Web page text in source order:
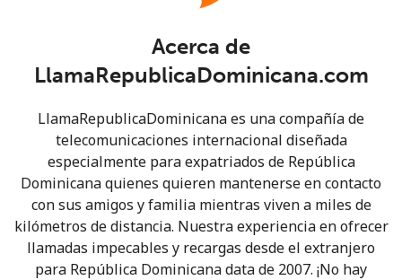
No se ha creado una contraseña
Mínimo 8 caracteres
Una letra mayúscula y una minúscula
Un número
Un caracter especial
Acerca de
LlamaRepublicaDominicana.com
LlamaRepublicaDominicana es una compañía de
telecomunicaciones internacional diseñada
especialmente para expatriados de República
Dominicana quienes quieren mantenerse en contacto
con sus amigos y familia mientras viven a miles de
kilómetros de distancia. Nuestra experiencia en ofrecer
llamadas impecables y recargas desde el extranjero
para República Dominicana data de 2007. ¡No hay